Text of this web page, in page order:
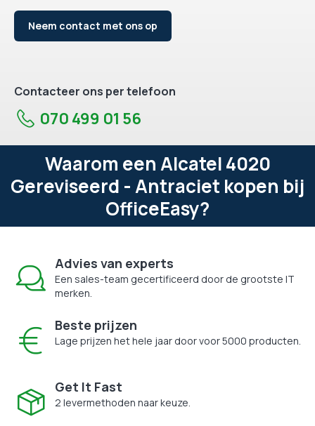
Neem contact met ons op
Contacteer ons per telefoon
070 499 01 56
Waarom een Alcatel 4020
Gereviseerd - Antraciet kopen bij
OfficeEasy?
Advies van experts
Een sales-team gecertificeerd door de grootste IT
merken.
Beste prijzen
Lage prijzen het hele jaar door voor 5000 producten.
Get It Fast
2 levermethoden naar keuze.